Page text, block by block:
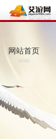
网站首页
HOME